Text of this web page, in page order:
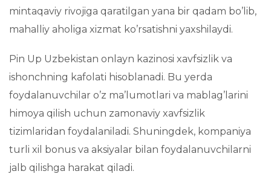
mintaqaviy rivojiga qaratilgan yana bir qadam bo’lib,
mahalliy aholiga xizmat ko’rsatishni yaxshilaydi.
Pin Up Uzbekistan onlayn kazinosi xavfsizlik va
ishonchning kafolati hisoblanadi. Bu yerda
foydalanuvchilar o’z ma’lumotlari va mablag’larini
himoya qilish uchun zamonaviy xavfsizlik
tizimlaridan foydalaniladi. Shuningdek, kompaniya
turli xil bonus va aksiyalar bilan foydalanuvchilarni
jalb qilishga harakat qiladi.